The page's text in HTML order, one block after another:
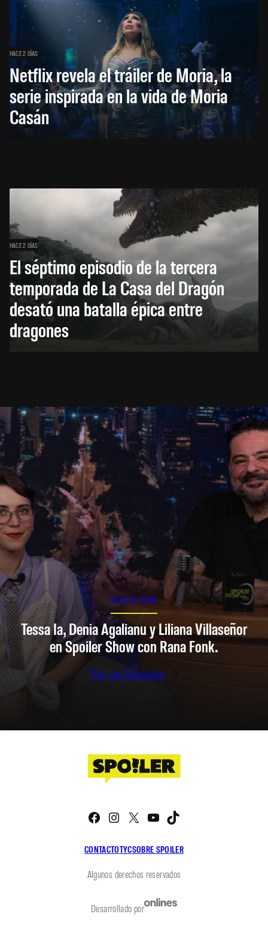
HACE 2 DÍAS
Netflix revela el tráiler de Moria, la
serie inspirada en la vida de Moria
Casán
HACE 2 DÍAS
El séptimo episodio de la tercera
temporada de La Casa del Dragón
desató una batalla épica entre
dragones
SPOILER SHOW
Tessa Ia, Denia Agalianu y Liliana Villaseñor
en Spoiler Show con Rana Fonk.
Ver en Youtube
CONTACTOTYCSOBRE SPOILER
Facebook
Instagram
X YouTube
Algunos derechos reservados
Desarrollado por